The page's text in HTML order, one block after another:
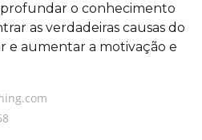
o conhecimento
as verdadeiras causas do
e aumentar a motivação e